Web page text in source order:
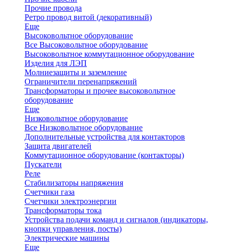
Прочие провода
Ретро провод витой (декоративный)
Еще
Высоковольтное оборудование
Все Высоковольтное оборудование
Высоковольтное коммутационное оборудование
Изделия для ЛЭП
Молниезащиты и заземление
Ограничители перенапряжений
Трансформаторы и прочее высоковольтное
оборудование
Еще
Низковольтное оборудование
Все Низковольтное оборудование
Дополнительные устройства для контакторов
Защита двигателей
Коммутационное оборудование (контакторы)
Пускатели
Реле
Стабилизаторы напряжения
Счетчики газа
Счетчики электроэнергии
Трансформаторы тока
Устройства подачи команд и сигналов (индикаторы,
кнопки управления, посты)
Электрические машины
Еще